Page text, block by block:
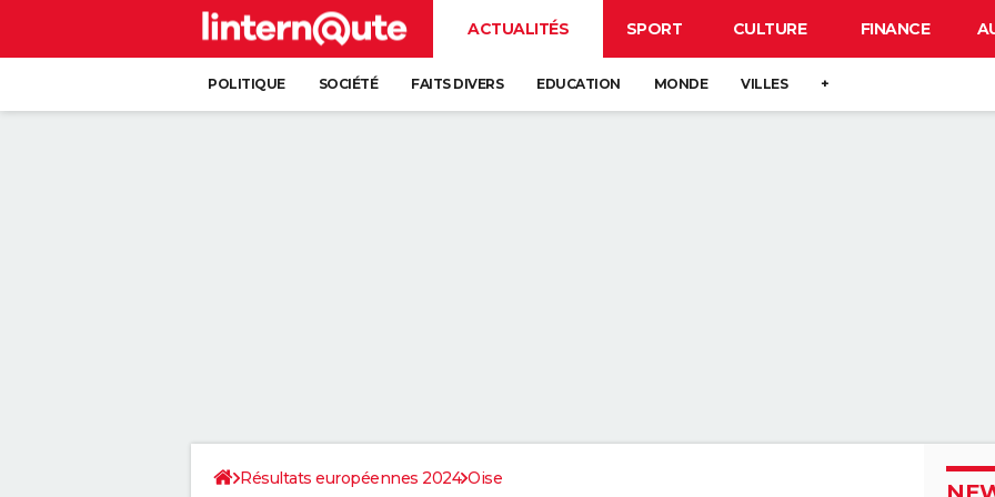
ACTUALITÉS SPORT CULTURE FINANCE
POLITIQUE SOCIÉTÉ FAITS DIVERS EDUCATION MONDE VILLES +
Résultats européennes 2024 Oise